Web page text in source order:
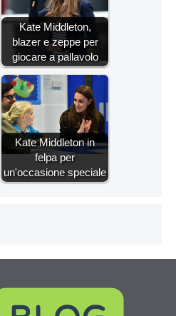
Kate Middleton,
blazer e zeppe per
giocare a pallavolo
Kate Middleton in
felpa per
un'occasione speciale